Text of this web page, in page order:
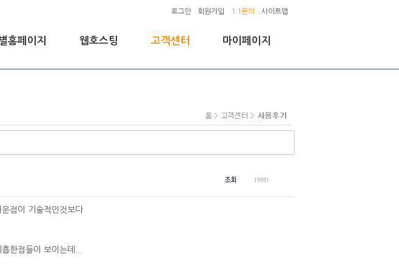
로그인 회원가입 1:1문의 사이트맵
홈페이지 웹호스팅 고객센터 마이페이지
19081
점이 기술적인것보다
한점들이 보이는데...